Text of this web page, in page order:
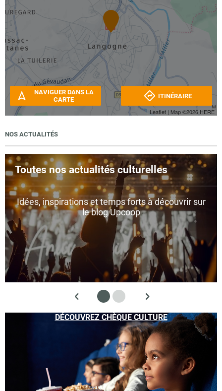
Leaflet | Map ©2026 HERE
NAVIGUER DANS LA
CARTE
ITINÉRAIRE
NOS ACTUALITÉS
Toutes nos actualités culturelles
Idées, inspirations et temps forts à découvrir sur
le blog Upcoop
DÉCOUVREZ CHÈQUE CULTURE